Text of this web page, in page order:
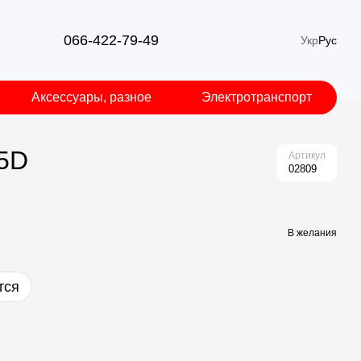
066-422-79-49 УкрРус
Аксессуары, разное Электротранспорт
Артикул
02809
В желания